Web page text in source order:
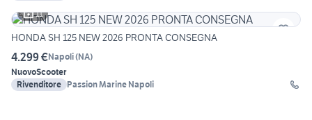
11
HONDA SH 125 NEW 2026 PRONTA CONSEGNA
4.299 €Napoli(NA)
NuovoScooter
Rivenditore Passion Marine Napoli